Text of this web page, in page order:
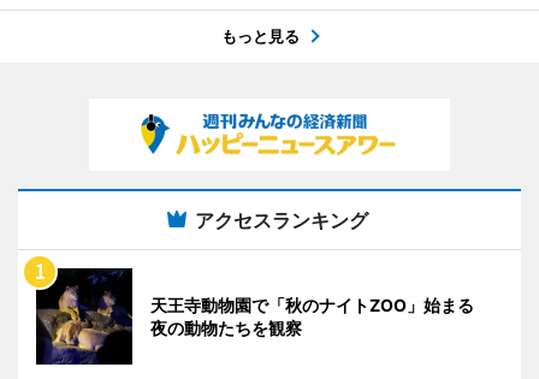
もっと見る
アクセスランキング
天王寺動物園で「秋のナイトZOO」始まる
夜の動物たちを観察